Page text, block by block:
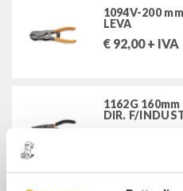
STANLEY-USAG-SWK
1094V-200
LEVA
€ 92,00+ IVA
1162G
DIR. F/